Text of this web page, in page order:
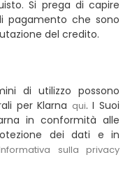
Si prega di capire
pagamento che sono
del credito.
di utilizzo possono
per Klarna qui. I Suoi
in conformità alle
dei dati e in
sulla privacy